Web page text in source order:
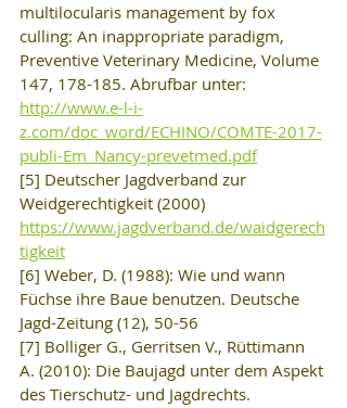
multilocularis management by fox
culling: An inappropriate paradigm,
Preventive Veterinary Medicine, Volume
147, 178-185. Abrufbar unter:
http://www.e-l-i-
z.com/doc_word/ECHINO/COMTE-2017-
publi-Em_Nancy-prevetmed.pdf
[5] Deutscher Jagdverband zur
Weidgerechtigkeit (2000)
https://www.jagdverband.de/waidgerech
tigkeit
[6] Weber, D. (1988): Wie und wann
Füchse ihre Baue benutzen. Deutsche
Jagd-Zeitung (12), 50-56
[7] Bolliger G., Gerritsen V., Rüttimann
A. (2010): Die Baujagd unter dem Aspekt
des Tierschutz- und Jagdrechts.